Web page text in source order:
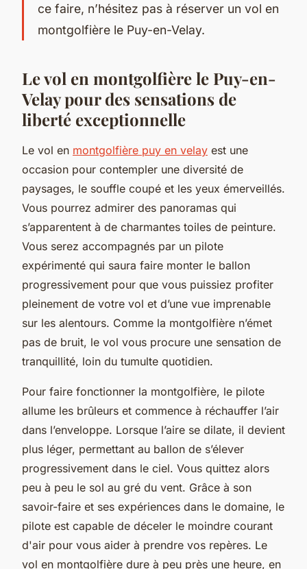
ce faire, n’hésitez pas à réserver un vol en
montgolfière le Puy-en-Velay.
Le vol en montgolfière le Puy-en-
Velay pour des sensations de
liberté exceptionnelle
Le vol en montgolfière puy en velay est une
occasion pour contempler une diversité de
paysages, le souffle coupé et les yeux émerveillés.
Vous pourrez admirer des panoramas qui
s’apparentent à de charmantes toiles de peinture.
Vous serez accompagnés par un pilote
expérimenté qui saura faire monter le ballon
progressivement pour que vous puissiez profiter
pleinement de votre vol et d’une vue imprenable
sur les alentours. Comme la montgolfière n’émet
pas de bruit, le vol vous procure une sensation de
tranquillité, loin du tumulte quotidien.
Pour faire fonctionner la montgolfière, le pilote
allume les brûleurs et commence à réchauffer l’air
dans l’enveloppe. Lorsque l’aire se dilate, il devient
plus léger, permettant au ballon de s’élever
progressivement dans le ciel. Vous quittez alors
peu à peu le sol au gré du vent. Grâce à son
savoir-faire et ses expériences dans le domaine, le
pilote est capable de déceler le moindre courant
d'air pour vous aider à prendre vos repères. Le
vol en montgolfière dure à peu près une heure, en